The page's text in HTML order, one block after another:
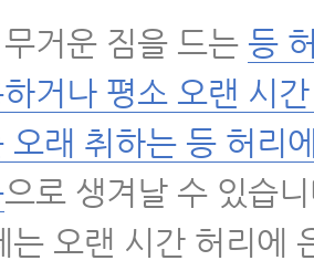
위증
후 재발
거운 짐을 드는 등
거나 평소 오랜 시
오래 취하는 등 허리
으로 생겨날 수 있습
는 오랜 시간 허리에